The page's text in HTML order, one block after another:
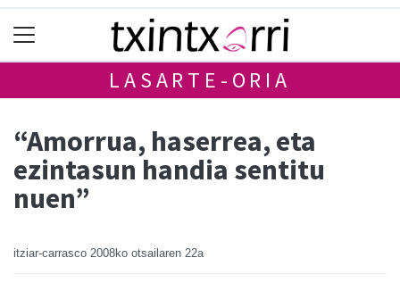
LASARTE-ORIA
“Amorrua, haserrea, eta
ezintasun handia sentitu
nuen”
itziar-carrasco 2008ko otsailaren 22a